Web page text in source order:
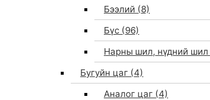
Бээлий (8)
Бүс (96)
Нарны шил, нүдний шил
Бугуйн цаг (4)
Аналог цаг (4)